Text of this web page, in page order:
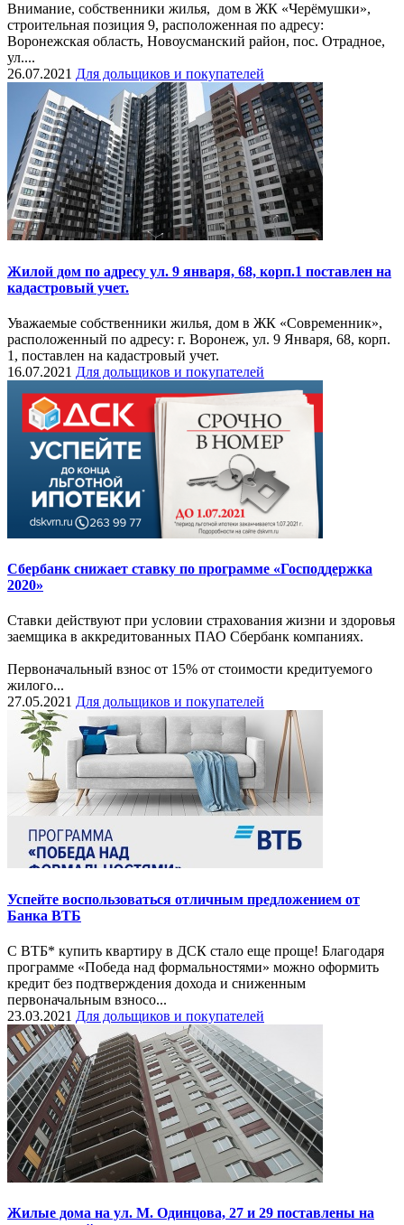
Внимание, собственники жилья, дом в​ ЖК «Черёмушки»,​
строительная позиция 9, расположенная по адресу:
Воронежская область, Новоусманский район, пос. Отрадное,
ул....
26.07.2021 Для дольщиков и покупателей
Жилой дом по адресу ул. 9 января, 68, корп.1 поставлен на
кадастровый учет.
Уважаемые собственники жилья, дом в ЖК «Современник»,
расположенный по адресу: г. Воронеж, ул. 9 Января, 68, корп.
1, поставлен на кадастровый учет.
16.07.2021 Для дольщиков и покупателей
Сбербанк снижает ставку по программе «Господдержка
2020»
Ставки действуют при условии страхования жизни и здоровья
заемщика в аккредитованных ПАО Сбербанк компаниях.
Первоначальный взнос от 15% от стоимости кредитуемого
жилого...
27.05.2021 Для дольщиков и покупателей
Успейте воспользоваться отличным предложением от
Банка ВТБ
С ВТБ* купить квартиру в ДСК стало еще проще! Благодаря
программе «Победа над формальностями» можно оформить
кредит без подтверждения дохода и сниженным
первоначальным взносо...
23.03.2021 Для дольщиков и покупателей
Жилые дома на ул. М. Одинцова, 27 и 29 поставлены на